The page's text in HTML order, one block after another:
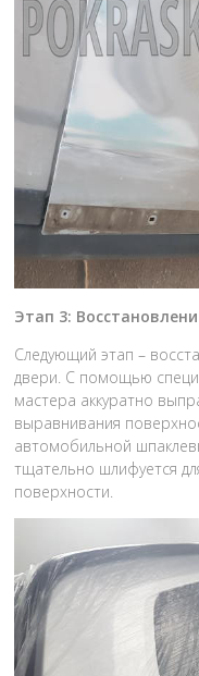
Этап 3:
Следующий этап –
двери. С помощью
мастера аккуратно
выравнивания
автомобильной
тщательно шлифуется
поверхности.